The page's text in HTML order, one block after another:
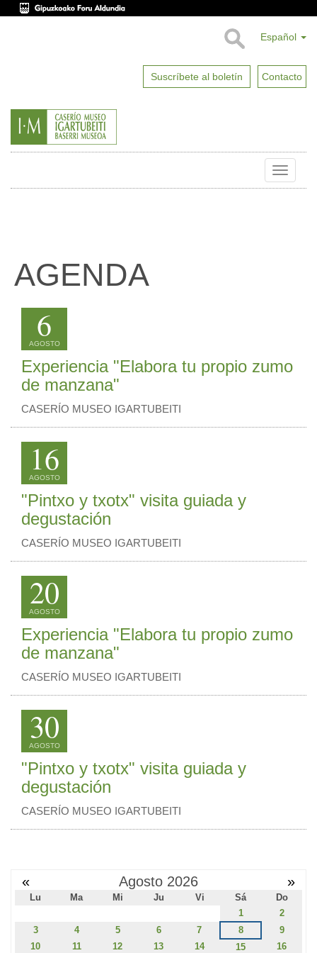
Español
Suscríbete al boletín Contacto
Toggle
AGENDA
6
AGOSTO
Experiencia "Elabora tu propio zumo
de manzana"
CASERÍO MUSEO IGARTUBEITI
16
AGOSTO
"Pintxo y txotx" visita guiada y
degustación
CASERÍO MUSEO IGARTUBEITI
20
AGOSTO
Experiencia "Elabora tu propio zumo
de manzana"
CASERÍO MUSEO IGARTUBEITI
30
AGOSTO
"Pintxo y txotx" visita guiada y
degustación
CASERÍO MUSEO IGARTUBEITI
« Agosto 2026 »
Lu Ma Mi Ju Vi Sá
Do
1
2
3
4 5 6 7 8
9
10
11 12 13 14 15 16